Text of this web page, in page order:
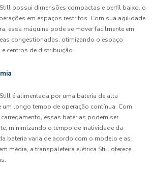
possui dimensões compactas e perfil baixo, o
em espaços restritos. Com sua agilidade
essa máquina pode se mover facilmente em
congestionadas, otimizando o espaço
centros de distribuição.
é alimentada por uma bateria de alta
um longo tempo de operação contínua. Com
essas baterias podem ser
minimizando o tempo de inatividade da
bateria varia de acordo com o modelo e as
média, a transpaleteira elétrica Still oferece